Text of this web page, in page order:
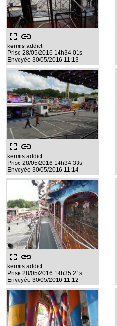
fullscreen link
kermis addict
Prise 28/05/2016 14h34 01s
Envoyée 30/05/2016 11:13
fullscreen link
kermis addict
Prise 28/05/2016 14h34 33s
Envoyée 30/05/2016 11:14
fullscreen link
kermis addict
Prise 28/05/2016 14h35 21s
Envoyée 30/05/2016 11:12